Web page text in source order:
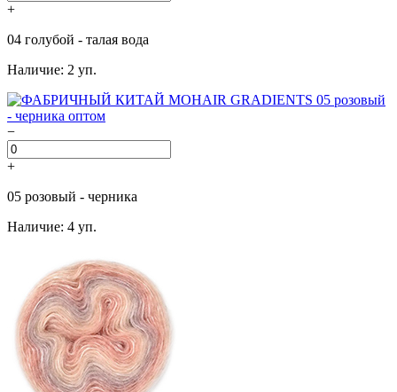
+
04 голубой - талая вода
Наличие: 2 уп.
−
+
05 розовый - черника
Наличие: 4 уп.